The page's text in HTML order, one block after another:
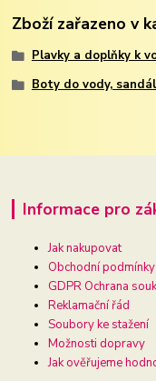
Zboží zařazeno v
Plavky a doplňky k
Boty do vody,
Informace pro
Jak nakupovat
Obchodní podmínky
GDPR Ochrana
Reklamační řád
Soubory ke stažení
Možnosti dopravy
Jak ověřujeme